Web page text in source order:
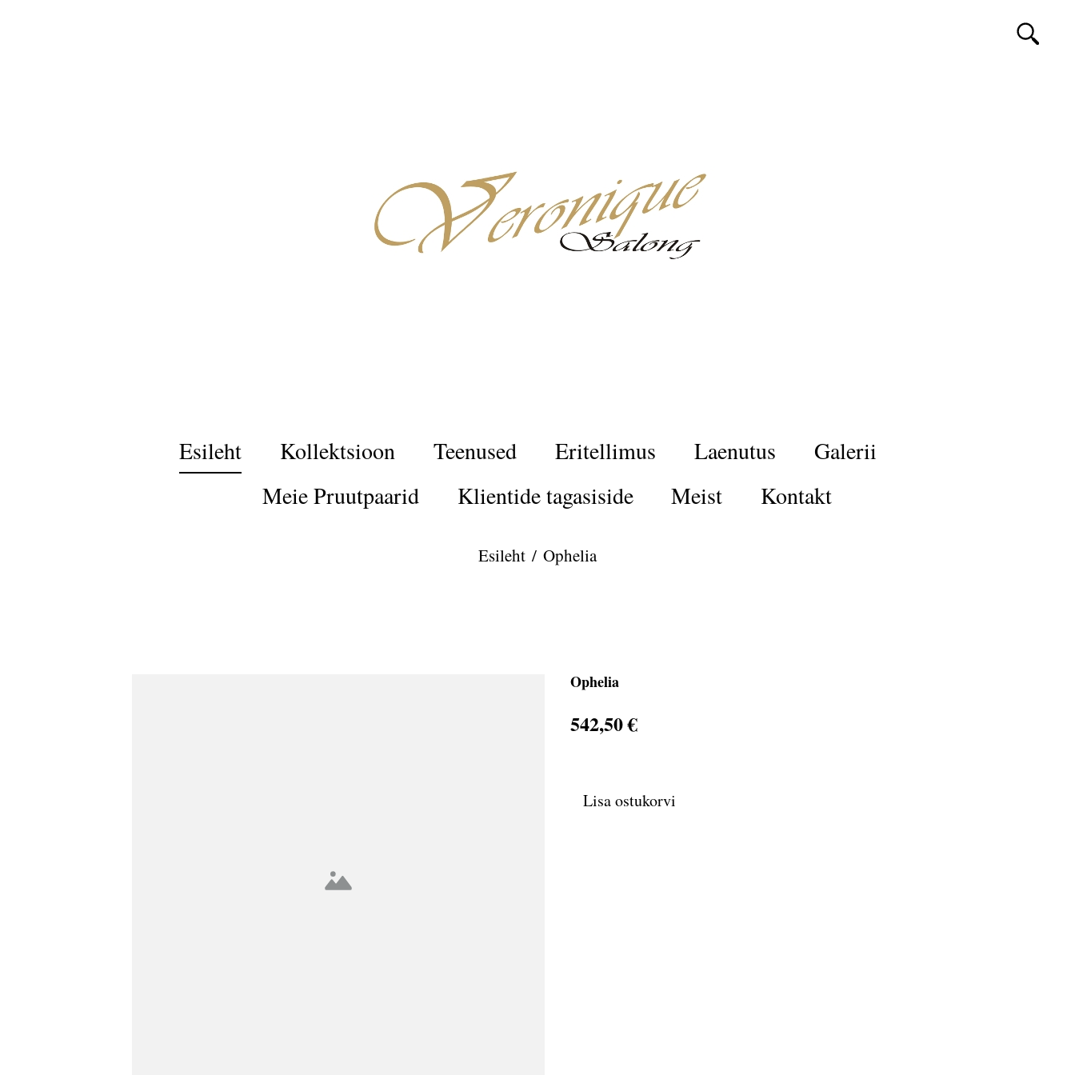
Esileht Kollektsioon Teenused Eritellimus Laenutus
Galerii
Meie Pruutpaarid
Klientide tagasiside Meist Kontakt
Esileht / Ophelia
Ophelia
542,50 €
Lisa ostukorvi